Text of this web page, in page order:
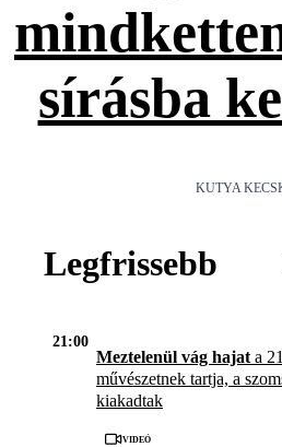
sírásba
KUTYA
Legfrissebb
21:00
Meztelenül vág hajat a
művészetnek tartja, a
kiakadtak
Videó